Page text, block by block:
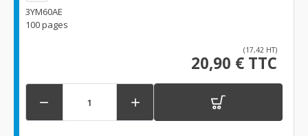
3YM60AE
100 pages
(17,42 HT)
20,90 € TTC
 